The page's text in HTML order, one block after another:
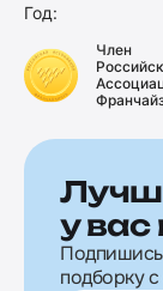
Год:
Член
у
подборку